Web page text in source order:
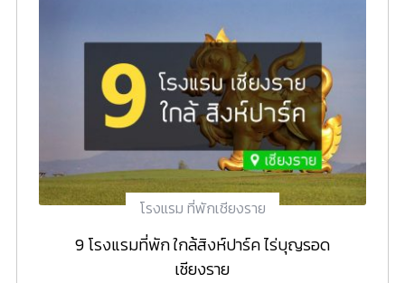
โรงแรม ที่พักเชียงราย
9 โรงแรมที่พัก ใกล้สิงห์ปาร์ค ไร่บุญรอด
เชียงราย